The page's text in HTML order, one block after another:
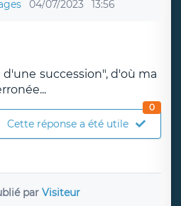
04/07/2023 13:56
d'une succession", d'où ma
Cette réponse a été utile
0
parVisiteur